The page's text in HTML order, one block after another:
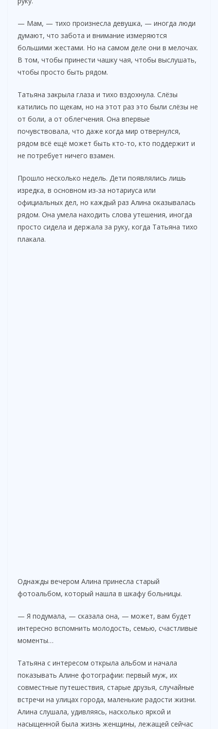
— Мам, — тихо произнесла девушка, — иногда люди
думают, что забота и внимание измеряются
большими жестами. Но на самом деле они в мелочах.
В том, чтобы принести чашку чая, чтобы выслушать,
чтобы просто быть рядом.
Татьяна закрыла глаза и тихо вздохнула. Слёзы
катились по щекам, но на этот раз это были слёзы не
от боли, а от облегчения. Она впервые
почувствовала, что даже когда мир отвернулся,
рядом всё ещё может быть кто-то, кто поддержит и
не потребует ничего взамен.
Прошло несколько недель. Дети появлялись лишь
изредка, в основном из-за нотариуса или
официальных дел, но каждый раз Алина оказывалась
рядом. Она умела находить слова утешения, иногда
просто сидела и держала за руку, когда Татьяна тихо
плакала.
Однажды вечером Алина принесла старый
фотоальбом, который нашла в шкафу больницы.
— Я подумала, — сказала она, — может, вам будет
интересно вспомнить молодость, семью, счастливые
моменты…
Татьяна с интересом открыла альбом и начала
показывать Алине фотографии: первый муж, их
совместные путешествия, старые друзья, случайные
встречи на улицах города, маленькие радости жизни.
Алина слушала, удивляясь, насколько яркой и
насыщенной была жизнь женщины, лежащей сейчас